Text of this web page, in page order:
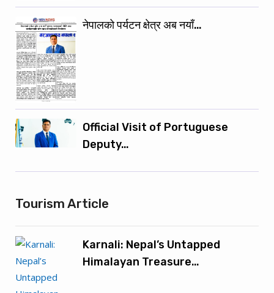
नेपालको पर्यटन क्षेत्र अब नयाँ…
Official Visit of Portuguese
Deputy…
Tourism Article
Karnali: Nepal’s Untapped
Himalayan Treasure…